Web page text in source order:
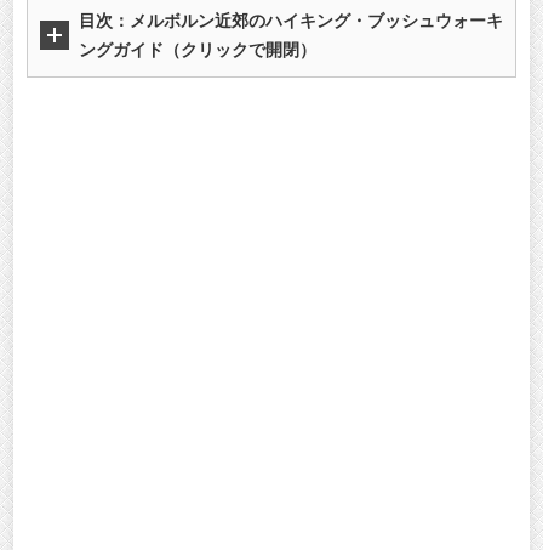
目次： メルボルン近郊のハイキング・ブッシュウォーキ
ングガイド （クリックで開閉）